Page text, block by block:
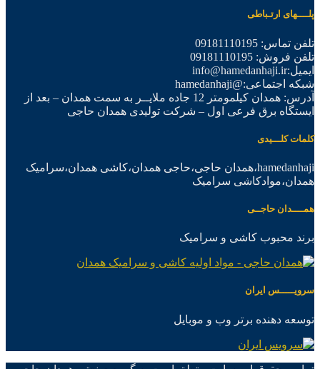
پلــــهای ارتـباطی
تلفن تماس: 09181110195
تلفن فروش: 09181110195
ایمیل:info@hamedanhaji.ir
شبکه اجتماعی:@hamedanhaji
آدرس: همدان کیلمومتر 12 جاده ملایــر به سمت همدان – بعد از
ایستگاه برق فرعی اول – شرکت تولیدی همدان حاجی
کلمات کلـــیدی
hamedanhaji،همدان حاجی،حاجی همدان،کاشی همدان،سرامیک
همدان،موادکاشی سرامیک
همــــدان حاجــی
برند محبوب کاشی و سرامیک
سرویـــــس ایران
توسعه دهنده برتر وب و موبایل